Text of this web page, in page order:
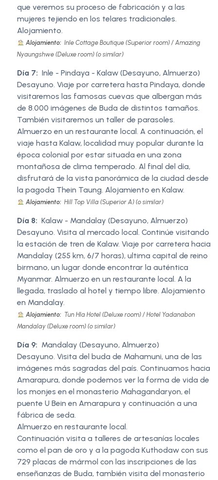
que veremos su proceso de fabricación y a las
mujeres tejiendo en los telares tradicionales.
Alojamiento.
Alojamiento: Inle Cottage Boutique (Superior room) / Amazing
Nyaungshwe (Deluxe room) (o similar)
Día 7: Inle - Pindaya - Kalaw (Desayuno, Almuerzo)
Desayuno. Viaje por carretera hasta Pindaya, donde
visitaremos las famosas cuevas que albergan más
de 8.000 imágenes de Buda de distintos tamaños.
También visitaremos un taller de parasoles.
Almuerzo en un restaurante local. A continuación, el
viaje hasta Kalaw, localidad muy popular durante la
época colonial por estar situada en una zona
montañosa de clima temperado. Al final del día,
disfrutará de la vista panorámica de la ciudad desde
la pagoda Thein Taung. Alojamiento en Kalaw.
Alojamiento: Hill Top Villa (Superior A) (o similar)
Día 8: Kalaw - Mandalay (Desayuno, Almuerzo)
Desayuno. Visita al mercado local. Continúe visitando
la estación de tren de Kalaw. Viaje por carretera hacia
Mandalay (255 km, 6/7 horas), ultima capital de reino
birmano, un lugar donde encontrar la auténtica
Myanmar. Almuerzo en un restaurante local. A la
llegada, traslado al hotel y tiempo libre. Alojamiento
en Mandalay.
Alojamiento: Tun Hla Hotel (Deluxe room) / Hotel Yadanabon
Mandalay (Deluxe room) (o similar)
Día 9: Mandalay (Desayuno, Almuerzo)
Desayuno. Visita del buda de Mahamuni, una de las
imágenes más sagradas del país. Continuamos hacia
Amarapura, donde podemos ver la forma de vida de
los monjes en el monasterio Mahagandaryon, el
puente U Bein en Amarapura y continuación a una
fábrica de seda.
Almuerzo en restaurante local.
Continuación visita a talleres de artesanías locales
como el pan de oro y a la pagoda Kuthodaw con sus
729 placas de mármol con las inscripciones de las
enseñanzas de Buda, también visita del monasterio